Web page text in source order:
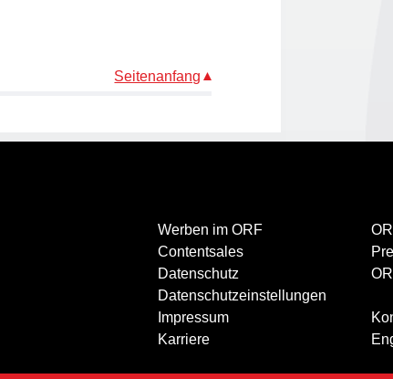
Seitenanfang
Werben im ORF
Contentsales
Datenschutz
Datenschutzeinstellungen
Impressum
Karriere